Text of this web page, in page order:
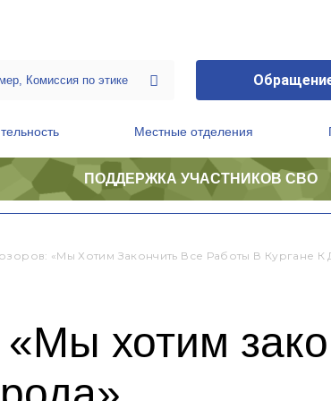
Местные отделения
ПОДДЕРЖКА УЧАСТНИКОВ СВО
«Мы Хотим Закончить Все Работы В Кургане К
хотим